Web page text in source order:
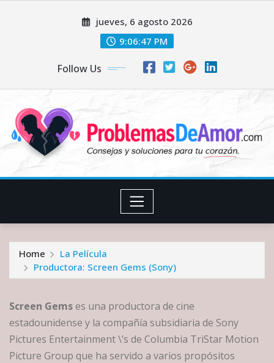
jueves, 6 agosto 2026
9:06:48 PM
Follow Us
Home
La Película
Productora: Screen Gems (Sony)
Screen Gemses una productora de cine
estadounidense y la compañía subsidiaria de Sony
Pictures Entertainment \’s de Columbia TriStar Motion
Picture Group que ha servido a varios propósitos